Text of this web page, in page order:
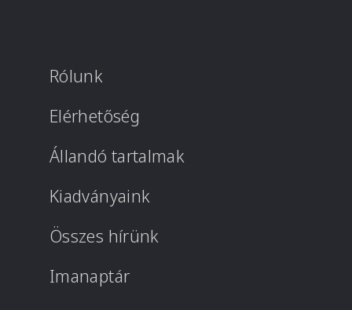
Rólunk
Elérhetőség
Állandó tartalmak
Kiadványaink
Összes hírünk
Imanaptár